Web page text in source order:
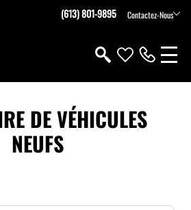
(613) 801-9895 Contactez-Nous
DE VÉHICULES
NEUFS